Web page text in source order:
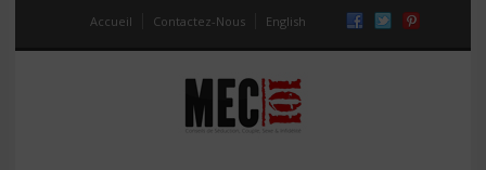
Accueil Contactez-Nous English